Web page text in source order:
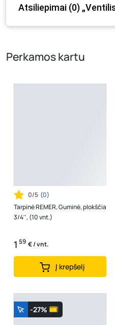
internetinėje parduotuvėje
kaina, kuri galioja pirkimo
Atsiliepimai (0)
Perkamos kartu
0/5 (0)
Tarpinė REMER, Guminė, plokščia
3/4'', (10 vnt.)
1 59 € / vnt.
Į krepšelį
-27%